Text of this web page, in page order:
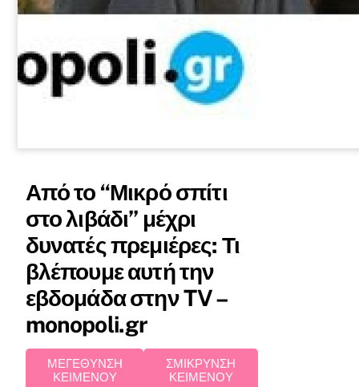
Από το “Μικρό σπίτι
στο λιβάδι” μέχρι
δυνατές πρεμιέρες: Τι
βλέπουμε αυτή την
εβδομάδα στην TV –
monopoli.gr
ΜΕΓΕΘΥΝΣΗ
ΚΕΙΜΕΝΟΥ
ΣΜΙΚΡΥΝΣΗ
ΚΕΙΜΕΝΟΥ